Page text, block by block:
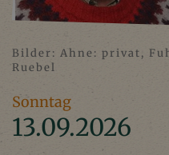
Bilder: Ahne: privat,
Ruebel
Sonntag
13.09.2026